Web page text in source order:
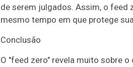
de serem julgados. Assim, o feed
mesmo tempo em que protege
Conclusão
O "feed zero" revela muito sobre